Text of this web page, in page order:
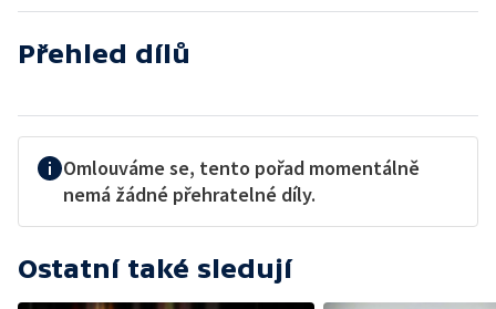
Přehled dílů
Omlouváme se, tento pořad momentálně
nemá žádné přehratelné díly.
Ostatní také sledují